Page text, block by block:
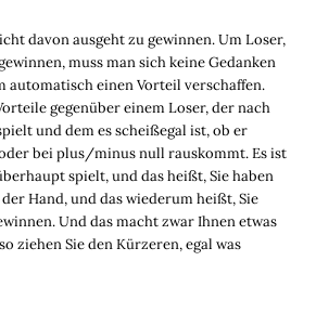
davon ausgeht zu gewinnen. Um Loser,
muss man sich keine Gedanken
automatisch einen Vorteil verschaffen.
gegenüber einem Loser, der nach
und dem es scheißegal ist, ob er
bei plus/minus null rauskommt. Es ist
spielt, und das heißt, Sie haben
Hand, und das wiederum heißt, Sie
Und das macht zwar Ihnen etwas
ziehen Sie den Kürzeren, egal was